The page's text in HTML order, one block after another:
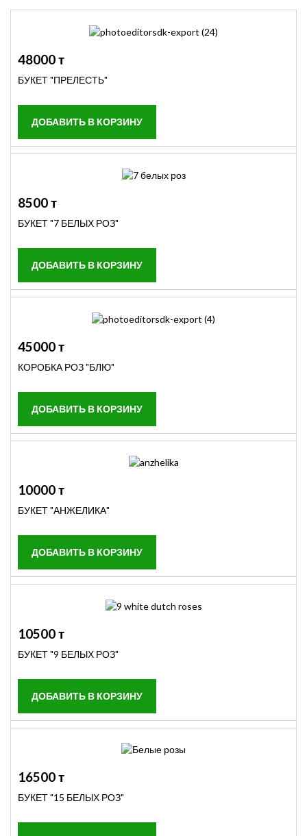
48000 т
БУКЕТ "ПРЕЛЕСТЬ"
8500 т
БУКЕТ "7 БЕЛЫХ РОЗ"
45000 т
КОРОБКА РОЗ "БЛЮ"
10000 т
БУКЕТ "АНЖЕЛИКА"
10500 т
БУКЕТ "9 БЕЛЫХ РОЗ"
16500 т
БУКЕТ "15 БЕЛЫХ РОЗ"